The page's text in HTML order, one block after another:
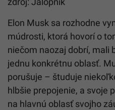
Elon Musk sa rozhodne
múdrosti, ktorá hovorí o
niečom naozaj dobrí, mali
jednu konkrétnu oblasť.
porušuje – študuje
hlbšie prepojenie, a svoje
na hlavnú oblasť svojho